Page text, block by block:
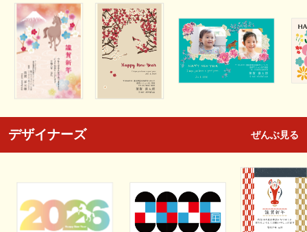
デザイナーズ ぜんぶ見る